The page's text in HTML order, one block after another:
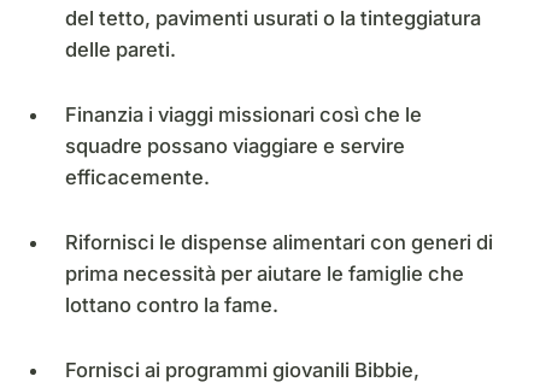
del tetto, pavimenti usurati o la tinteggiatura
delle pareti.
Finanzia i viaggi missionari così che le
squadre possano viaggiare e servire
efficacemente.
Rifornisci le dispense alimentari con generi di
prima necessità per aiutare le famiglie che
lottano contro la fame.
Fornisci ai programmi giovanili Bibbie,